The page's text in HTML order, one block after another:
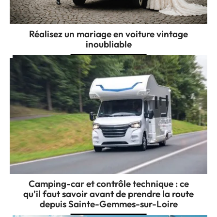
Réalisez un mariage en voiture vintage
inoubliable
Camping-car et contrôle technique : ce
qu’il faut savoir avant de prendre la route
depuis Sainte-Gemmes-sur-Loire